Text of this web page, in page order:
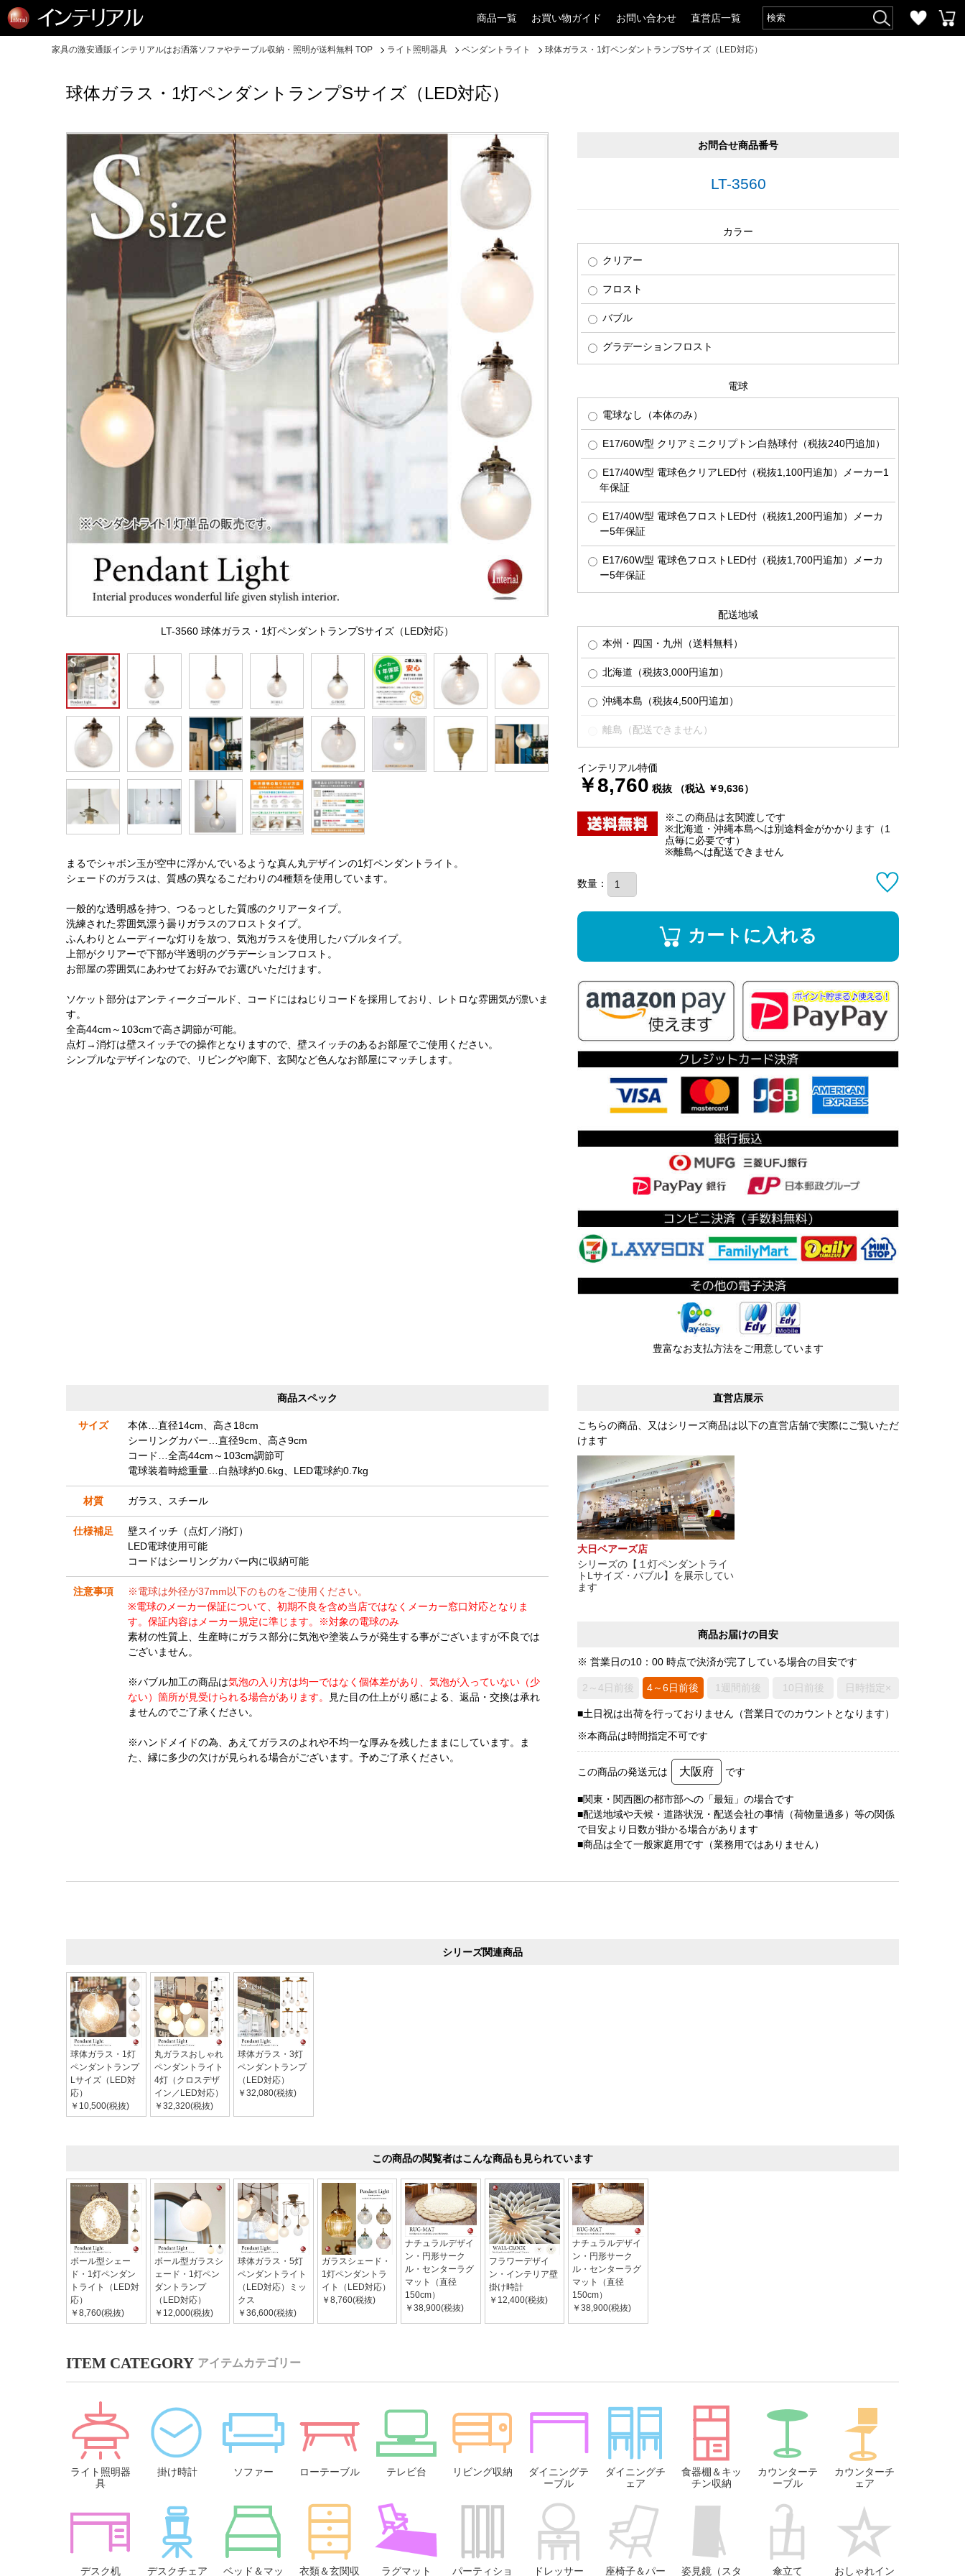
商品一覧 お買い物ガイド お問い合わせ 直営店一覧
家具の激安通販インテリアルはお洒落ソファやテーブル収納・照明が送料無料 TOP ライト照明器具 ペンダントライト 球体ガラス・1灯ペンダントランプSサイズ（LED対応）
球体ガラス・1灯ペンダントランプSサイズ（LED対応）
LT-3560 球体ガラス・1灯ペンダントランプSサイズ（LED対応）
まるでシャボン玉が空中に浮かんでいるような真ん丸デザインの1灯ペンダントライト。
シェードのガラスは、質感の異なるこだわりの4種類を使用しています。
一般的な透明感を持つ、つるっとした質感のクリアータイプ。
洗練された雰囲気漂う曇りガラスのフロストタイプ。
ふんわりとムーディーな灯りを放つ、気泡ガラスを使用したバブルタイプ。
上部がクリアーで下部が半透明のグラデーションフロスト。
お部屋の雰囲気にあわせてお好みでお選びいただけます。
ソケット部分はアンティークゴールド、コードにはねじりコードを採用しており、レトロな雰囲気が漂いま
す。
全高44cm～103cmで高さ調節が可能。
点灯→消灯は壁スイッチでの操作となりますので、壁スイッチのあるお部屋でご使用ください。
シンプルなデザインなので、リビングや廊下、玄関など色んなお部屋にマッチします。
お問合せ商品番号
LT-3560
カラー
クリアー
フロスト
バブル
グラデーションフロスト
電球
電球なし（本体のみ）
E17/60W型 クリアミニクリプトン白熱球付（税抜240円追加）
E17/40W型 電球色クリアLED付（税抜1,100円追加）メーカー1
年保証
E17/40W型 電球色フロストLED付（税抜1,200円追加）メーカ
ー5年保証
E17/60W型 電球色フロストLED付（税抜1,700円追加）メーカ
ー5年保証
配送地域
本州・四国・九州（送料無料）
北海道（税抜3,000円追加）
沖縄本島（税抜4,500円追加）
離島（配送できません）
インテリアル特価
￥8,760 税抜 （税込 ￥9,636）
※この商品は玄関渡しです
※北海道・沖縄本島へは別途料金がかかります（1
点毎に必要です）
※離島へは配送できません
数量：
カートに入れる
豊富なお支払方法をご用意しています
直営店展示
こちらの商品、又はシリーズ商品は以下の直営店舗で実際にご覧いただ
けます
大日ベアーズ店
シリーズの【１灯ペンダントライ
トLサイズ・バブル】を展示してい
ます
商品お届けの目安
※ 営業日の10：00 時点で決済が完了している場合の目安です
2～4日前後 4～6日前後 1週間前後 10日前後 日時指定×
■土日祝は出荷を行っておりません（営業日でのカウントとなります）
※本商品は時間指定不可です
この商品の発送元は 大阪府 です
■関東・関西圏の都市部への「最短」の場合です
■配送地域や天候・道路状況・配送会社の事情（荷物量過多）等の関係
で目安より日数が掛かる場合があります
■商品は全て一般家庭用です（業務用ではありません）
商品スペック
サイズ
本体…直径14cm、高さ18cm
シーリングカバー…直径9cm、高さ9cm
コード…全高44cm～103cm調節可
電球装着時総重量…白熱球約0.6kg、LED電球約0.7kg
材質 ガラス、スチール
仕様補足
壁スイッチ（点灯／消灯）
LED電球使用可能
コードはシーリングカバー内に収納可能
注意事項
※電球は外径が37mm以下のものをご使用ください。
※電球のメーカー保証について、初期不良を含め当店ではなくメーカー窓口対応となりま
す。保証内容はメーカー規定に準じます。※対象の電球のみ
素材の性質上、生産時にガラス部分に気泡や塗装ムラが発生する事がございますが不良では
ございません。
※バブル加工の商品は気泡の入り方は均一ではなく個体差があり、気泡が入っていない（少
ない）箇所が見受けられる場合があります。
見た目の仕上がり感による、返品・交換は承れ
ませんのでご了承ください。
※ハンドメイドの為、あえてガラスのよれや不均一な厚みを残したままにしています。ま
た、縁に多少の欠けが見られる場合がございます。予めご了承ください。
シリーズ関連商品
球体ガラス・1灯
ペンダントランプ
Lサイズ（LED対
応）
￥10,500(税抜)
丸ガラスおしゃれ
ペンダントライト
4灯（クロスデザ
イン／LED対応）
￥32,320(税抜)
球体ガラス・3灯
ペンダントランプ
（LED対応）
￥32,080(税抜)
この商品の閲覧者はこんな商品も見られています
ボール型シェー
ド・1灯ペンダン
トライト（LED対
応）
￥8,760(税抜)
ボール型ガラスシ
ェード・1灯ペン
ダントランプ
（LED対応）
￥12,000(税抜)
球体ガラス・5灯
ペンダントライト
（LED対応）ミッ
クス
￥36,600(税抜)
ガラスシェード・
1灯ペンダントラ
イト（LED対応）
￥8,760(税抜)
ナチュラルデザイ
ン・円形サーク
ル・センターラグ
マット（直径
150cm）
￥38,900(税抜)
フラワーデザイ
ン・インテリア壁
掛け時計
￥12,400(税抜)
ナチュラルデザイ
ン・円形サーク
ル・センターラグ
マット（直径
150cm）
￥38,900(税抜)
アイテムカテゴリー
ライト照明器
具
掛け時計 ソファー ローテーブル テレビ台 リビング収納
ダイニングテ
ーブル
ダイニングチ
ェア
食器棚＆キッ
チン収納
カウンターテ
ーブル
カウンターチ
ェア
デスク机 デスクチェア ベッド＆マッ 衣類＆玄関収 ラグマット パーティショ ドレッサー 座椅子＆パー 姿見鏡（スタ 傘立て おしゃれイン